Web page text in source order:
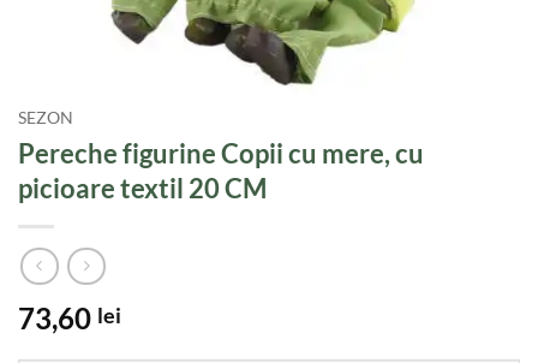
SEZON
Pereche figurine Copii cu mere, cu
picioare textil 20 CM
73,60 lei